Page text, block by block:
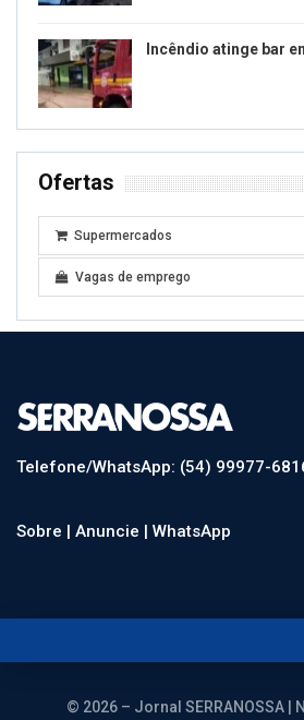
Incêndio atinge bar
Ofertas
Supermercados
Vagas de emprego
Telefone/WhatsApp: (54) 99977-
Sobre | Anuncie | WhatsApp
© 2026 – Jornal SERRANOSSA |